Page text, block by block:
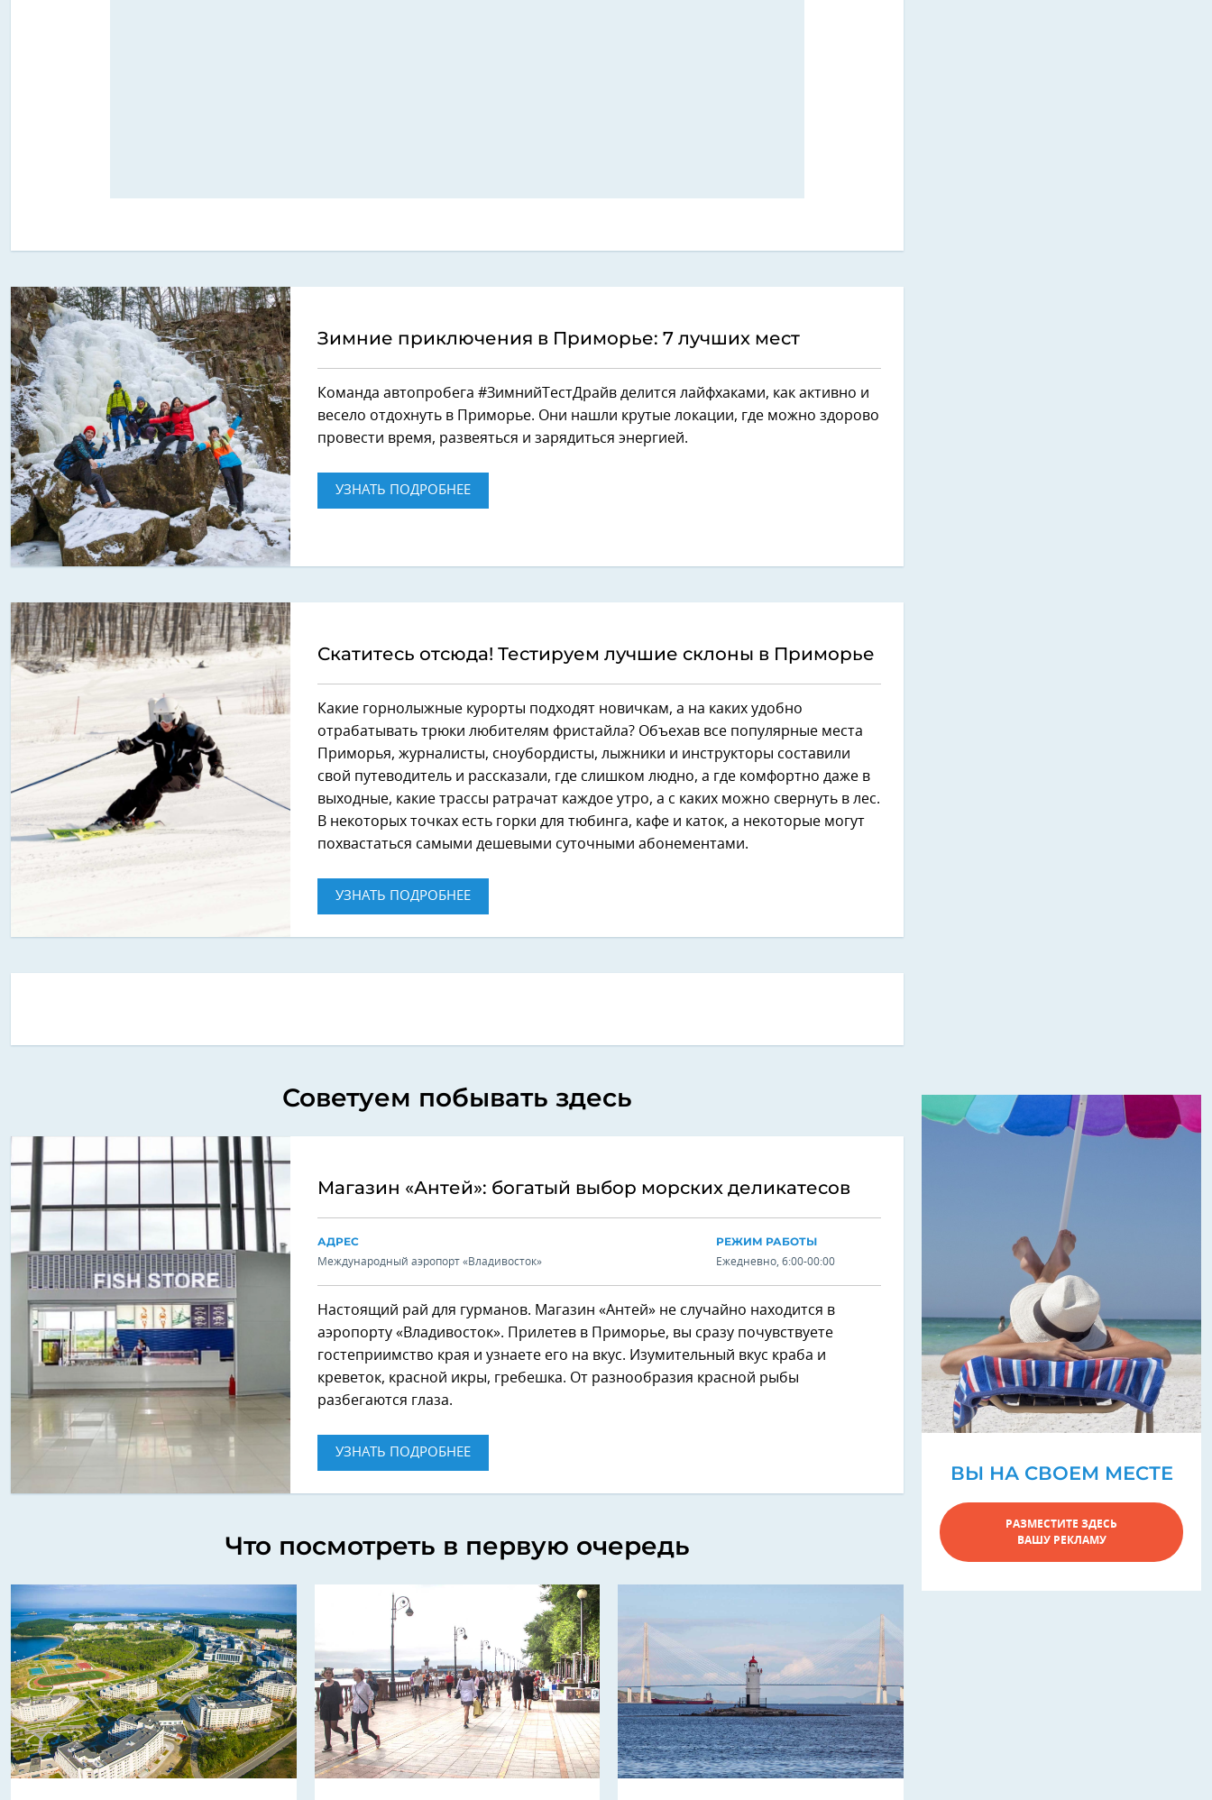
Зимние приключения в Приморье: 7 лучших мест
Команда автопробега #ЗимнийТестДрайв делится лайфхаками, как активно и
весело отдохнуть в Приморье. Они нашли крутые локации, где можно здорово
провести время, развеяться и зарядиться энергией.
УЗНАТЬ ПОДРОБНЕЕ
Скатитесь отсюда! Тестируем лучшие склоны в Приморье
Какие горнолыжные курорты подходят новичкам, а на каких удобно
отрабатывать трюки любителям фристайла? Объехав все популярные места
Приморья, журналисты, сноубордисты, лыжники и инструкторы составили
свой путеводитель и рассказали, где слишком людно, а где комфортно даже в
выходные, какие трассы ратрачат каждое утро, а с каких можно свернуть в лес.
В некоторых точках есть горки для тюбинга, кафе и каток, а некоторые могут
похвастаться самыми дешевыми суточными абонементами.
УЗНАТЬ ПОДРОБНЕЕ
Советуем побывать здесь
Магазин «Антей»: богатый выбор морских деликатесов
АДРЕС
Международный аэропорт «Владивосток»
РЕЖИМ РАБОТЫ
Ежедневно, 6:00-00:00
Настоящий рай для гурманов. Магазин «Антей» не случайно находится в
аэропорту «Владивосток». Прилетев в Приморье, вы сразу почувствуете
гостеприимство края и узнаете его на вкус. Изумительный вкус краба и
креветок, красной икры, гребешка. От разнообразия красной рыбы
разбегаются глаза.
УЗНАТЬ ПОДРОБНЕЕ
Что посмотреть в первую очередь
ВЫ НА СВОЕМ МЕСТЕ
РАЗМЕСТИТЕ ЗДЕСЬ
ВАШУ РЕКЛАМУ